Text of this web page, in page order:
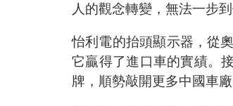
人的觀念轉變，無法一步
怡利電的抬頭顯示器，從
它贏得了進口車的實績。
牌，順勢敲開更多中國車廠